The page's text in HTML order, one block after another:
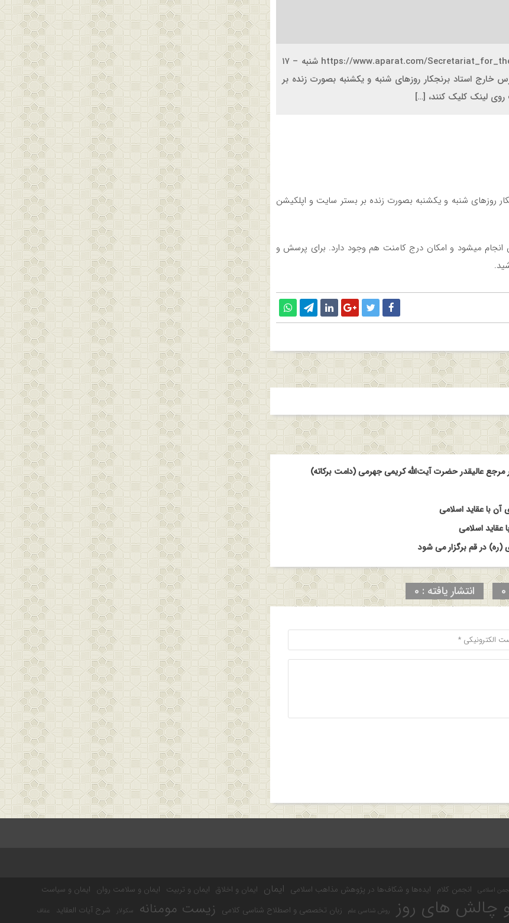
پخش زنده؛ خارج کلام – شرور و کرونا‌‌؛ علم و دین : https://www.aparat.com/Secretariat_for_the_Assembly/live شنبه – ۱۷
درس خارج استاد برنجکار روزهای شنبه و یکشنبه بصورت زنده بر
لینک کلیک کنند، […]
روزهای شنبه و یکشنبه بصورت زنده بر بستر سایت و اپلکیشن
انجام میشود و امکان درج کامنت هم وجود دارد. برای پرسش و
عالیقدر حضرت آیت‌الله کریمی جهرمی (دامت برکاته)
آن با عقاید اسلامی
عقاید اسلامی
در قم برگزار می شود
انتشار یافته : 0
اسلامی انجمن کلام ایده‌ها و شکاف‌ها در پژوهش مذاهب اسلامی ایمان ایمان و اخلاق ایمان و تربیت ایمان و سلامت روان ایمان و سیاست
چالش های روز روش شناسی علم زبان تخصصی و اصطلاح شناسی کلامی زیست مومنانه سکولار شرح آیات العقاید عفاف